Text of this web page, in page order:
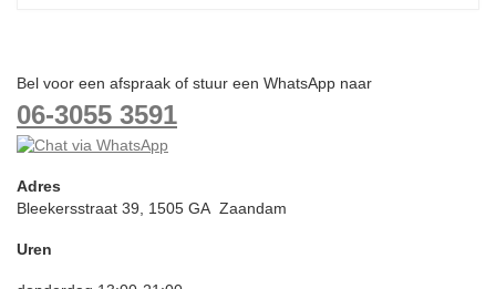
Bel voor een afspraak of stuur een WhatsApp naar
06-3055 3591
Adres
Bleekersstraat 39, 1505 GA Zaandam
Uren